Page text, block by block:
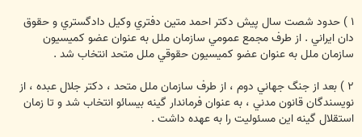
۱ ) حدود شصت سال پيش دكتر احمد متين دفتري وكيل دادگستري و حقوق
دان ايراني . از طرف مجمع عمومي سازمان ملل به عنوان عضو كميسيون
سازمان ملل به عنوان عضو كميسيون حقوقي ملل متحد انتخاب شد .
۲ ) بعد از جنگ جهاني دوم ، از طرف سازمان ملل متحد ، دكتر جلال عبده ، از
نويسندگان قانون مدني ، به عنوان فرماندار گينه بيسائو انتخاب شد و تا زمان
استقلال گينه اين مسئوليت را به عهده داشت .